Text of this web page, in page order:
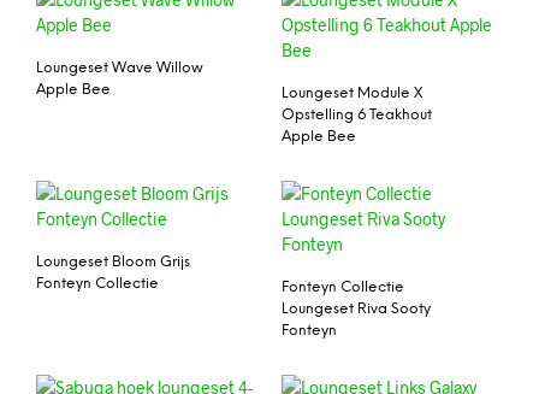
Loungeset Wave Willow
Apple Bee
Loungeset Module X
Opstelling 6 Teakhout
Apple Bee
Loungeset Bloom Grijs
Fonteyn Collectie
Fonteyn Collectie
Loungeset Riva Sooty
Fonteyn